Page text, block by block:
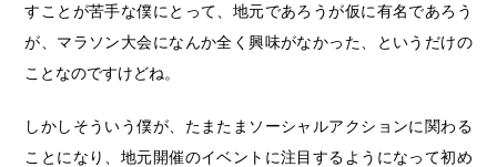
すことが苦手な僕にとって、地元であろうが仮に有名であろう
が、マラソン大会になんか全く興味がなかった、というだけの
ことなのですけどね。
しかしそういう僕が、たまたまソーシャルアクションに関わる
ことになり、地元開催のイベントに注目するようになって初め